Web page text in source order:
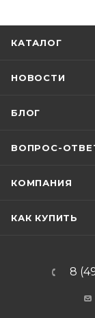
КАТАЛОГ
НОВОСТИ
БЛОГ
ВОПРОС-
КОМПАНИЯ
КАК КУПИТЬ
8